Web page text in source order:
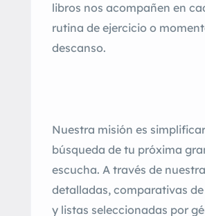
libros nos acompañen en
rutina de ejercicio o
descanso.
Nuestra misión es
búsqueda de tu próxima
escucha. A través de
detalladas, comparativas
y listas seleccionadas por